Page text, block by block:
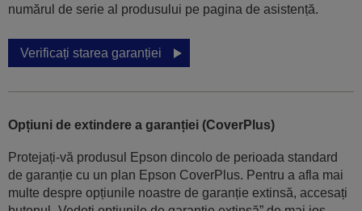
numărul de serie al produsului pe pagina de asistență.
Verificați starea garanției
Opțiuni de extindere a garanției (CoverPlus)
Protejați-vă produsul Epson dincolo de perioada standard
de garanție cu un plan Epson CoverPlus. Pentru a afla mai
multe despre opțiunile noastre de garanție extinsă, accesați